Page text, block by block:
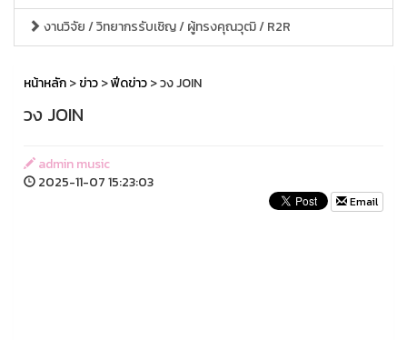
งานวิจัย / วิทยากรรับเชิญ / ผู้ทรงคุณวุฒิ / R2R
หน้าหลัก>ข่าว>ฟีดข่าว> วง JOIN
วง JOIN
admin music
2025-11-07 15:23:03
Email